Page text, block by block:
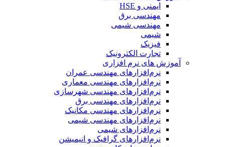
ایمنی و HSE
مهندسی برق
مهندسی شیمی
شیمی
فیزیک
تجارت الکترونیک
آموزش های نرم افزاری
نرم‌افزارهای مهندسی عمران
نرم‌افزارهای مهندسی معماری
نرم‌افزارهای مهندسی شهرسازی
نرم‌افزارهای مهندسی برق
نرم‌افزارهای مهندسی مکانیک
نرم‌افزارهای مهندسی شیمی
نرم‌افزارهای شیمی
نرم‌افزارهای گرافیک و انیمیشن